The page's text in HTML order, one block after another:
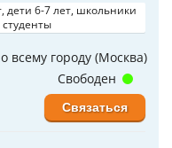
дети 6-7 лет, школьники
студенты
всему городу (Москва)
Свободен
Связаться